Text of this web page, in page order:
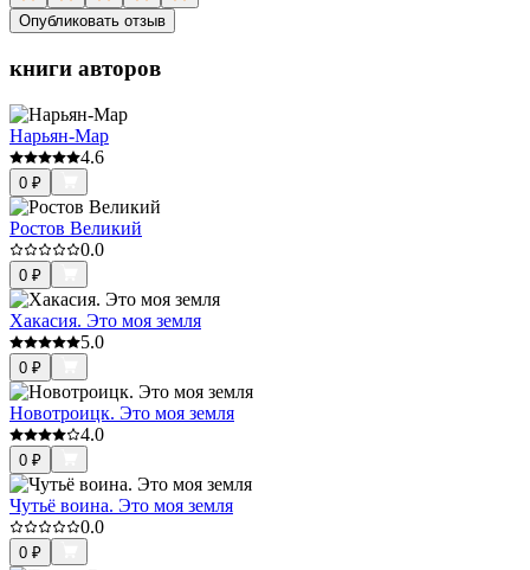
Опубликовать отзыв
книги авторов
Нарьян-Мар
4.6
0 ₽
Ростов Великий
0.0
0 ₽
Хакасия. Это моя земля
5.0
0 ₽
Новотроицк. Это моя земля
4.0
0 ₽
Чутьё воина. Это моя земля
0.0
0 ₽